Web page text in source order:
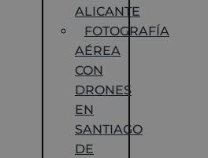
ALICANTE
FOTOGRAFÍA
AÉREA
CON
DRONES
EN
SANTIAGO
DE